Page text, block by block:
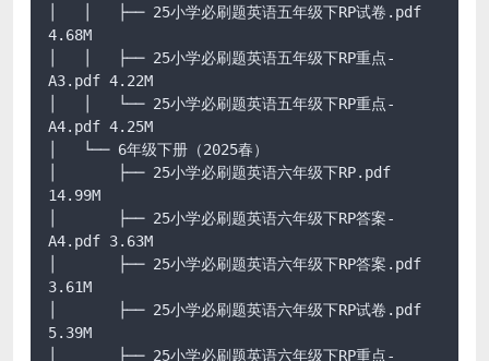
│   │   ├── 25小学必刷题英语五年级下RP试卷.pdf
4.68M
│   │   ├── 25小学必刷题英语五年级下RP重点-
A3.pdf 4.22M
│   │   └── 25小学必刷题英语五年级下RP重点-
A4.pdf 4.25M
│   └── 6年级下册（2025春）
│       ├── 25小学必刷题英语六年级下RP.pdf
14.99M
│       ├── 25小学必刷题英语六年级下RP答案-
A4.pdf 3.63M
│       ├── 25小学必刷题英语六年级下RP答案.pdf
3.61M
│       ├── 25小学必刷题英语六年级下RP试卷.pdf
5.39M
│       ├── 25小学必刷题英语六年级下RP重点-